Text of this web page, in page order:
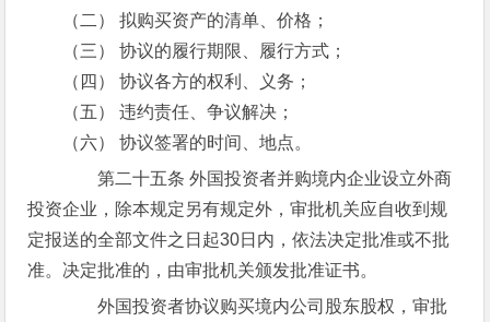
（二） 拟购买资产的清单、价格；
（三） 协议的履行期限、履行方式；
（四） 协议各方的权利、义务；
（五） 违约责任、争议解决；
（六） 协议签署的时间、地点。
第二十五条 外国投资者并购境内企业设立外商
投资企业，除本规定另有规定外，审批机关应自收到规
定报送的全部文件之日起30日内，依法决定批准或不批
准。决定批准的，由审批机关颁发批准证书。
外国投资者协议购买境内公司股东股权，审批